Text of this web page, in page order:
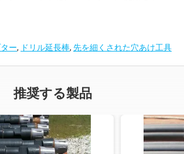
ー, ドリル延長棒, 先を細くされた穴あけ工具
推奨する製品